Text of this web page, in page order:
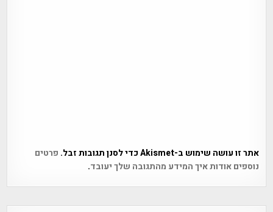
אתר זו עושה שימוש ב-Akismet כדי לסנן תגובות זבל.
פרטים
נוספים אודות איך המידע מהתגובה שלך יעובד.